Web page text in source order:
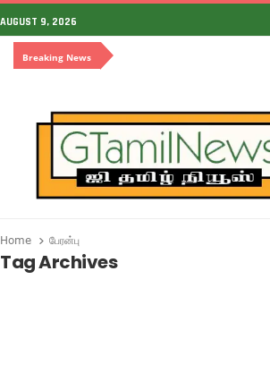
AUGUST 9, 2026
Breaking News
Home பேரன்பு
Tag Archives